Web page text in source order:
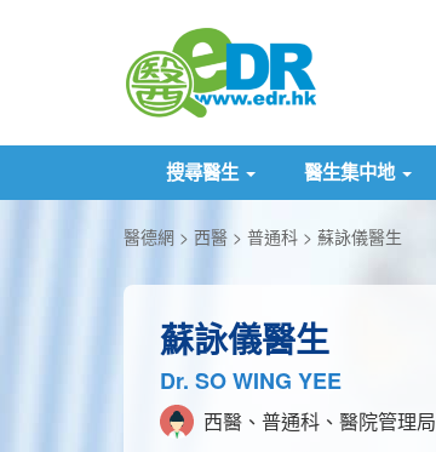
搜尋醫生 醫生集中地
醫德網 西醫 普通科 蘇詠儀醫生
蘇詠儀醫生
Dr. SO WING YEE
西醫、普通科、醫院管理局